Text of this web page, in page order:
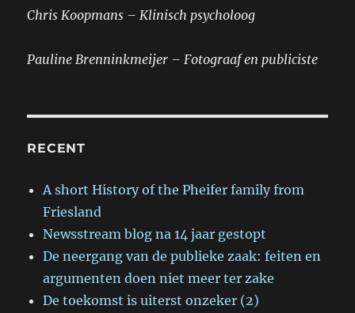
Chris Koopmans – Klinisch psycholoog
Pauline Brenninkmeijer – Fotograaf en publiciste
RECENT
A short History of the Pheifer family from
Friesland
Newsstream blog na 14 jaar gestopt
De neergang van de publieke zaak: feiten en
argumenten doen niet meer ter zake
De toekomst is uiterst onzeker (2)